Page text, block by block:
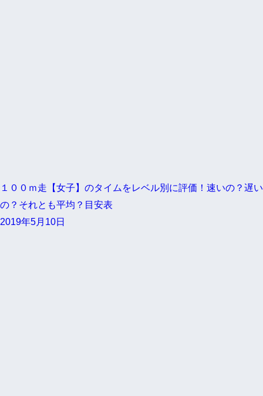
１００ｍ走【女子】のタイムをレベル別に評価！速いの？遅い
の？それとも平均？目安表
2019年5月10日